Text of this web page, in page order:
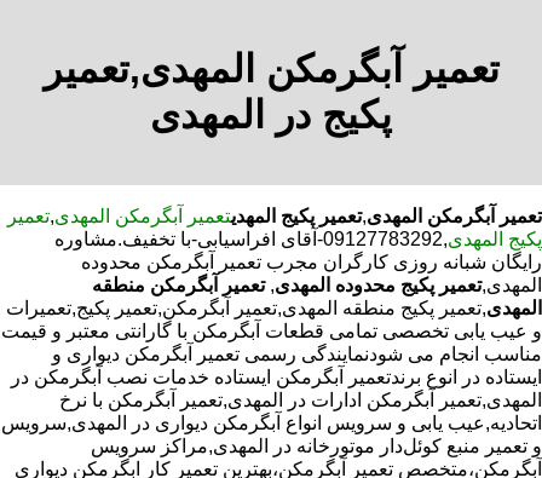
تعمیر آبگرمکن المهدی,تعمیر
پکیج در المهدی
تعمیر آبگرمکن المهدی,تعمیر پکیج المهدیتعمیر آبگرمکن المهدی,تعمیر
پکیج المهدی
,09127783292-آقای افراسیابی-با تخفیف.مشاوره
رایگان شبانه روزی کارگران مجرب تعمیر آبگرمکن محدوده
المهدی,تعمیر پکیج محدوده المهدی, تعمیر آبگرمکن منطقه
المهدی,تعمیر پکیج منطقه المهدی,تعمیر آبگرمکن,تعمیر پکیج,تعمیرات
و عیب یابی تخصصی تمامی قطعات آبگرمکن با گارانتی معتبر و قیمت
مناسب انجام می شودنمایندگی رسمی تعمیر آبگرمکن دیواری و
ایستاده در انوع برندتعمیر آبگرمکن ایستاده خدمات نصب آبگرمکن در
المهدی,تعمیر آبگرمکن ادارات در المهدی,تعمیر آبگرمکن با نرخ
اتحادیه,عیب یابی و سرویس انواع آبگرمکن دیواری در المهدی,سرویس
و تعمیر منبع کوئل‌دار موتورخانه در المهدی,مراکز سرویس
آبگرمکن،متخصص تعمیر آبگرمکن،بهترین تعمیر کار ابگرمکن دیواری